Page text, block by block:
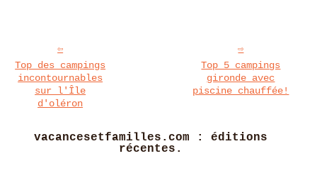
Top des campings
incontournables
sur l'Île
d'oléron
Top 5 campings
gironde avec
piscine chauffée!
vacancesetfamilles.com : éditions
récentes.